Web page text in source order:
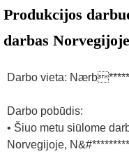
Produkcijos
darbas
Darbo vieta:
Darbo pobūdis:
• Šiuo metu siūlome
Norvegijoje,